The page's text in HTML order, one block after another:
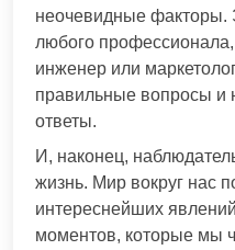
неочевидные факторы.
любого профессионала,
инженер или
правильные вопросы и
ответы.
И, наконец,
жизнь. Мир вокруг нас
интереснейших
моментов, которые мы